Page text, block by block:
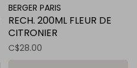
BERGER PARIS
RECH. 200ML FLEUR DE
CITRONIER
C$28.00